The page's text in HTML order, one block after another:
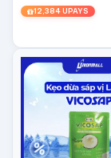
12,384 UPAYS